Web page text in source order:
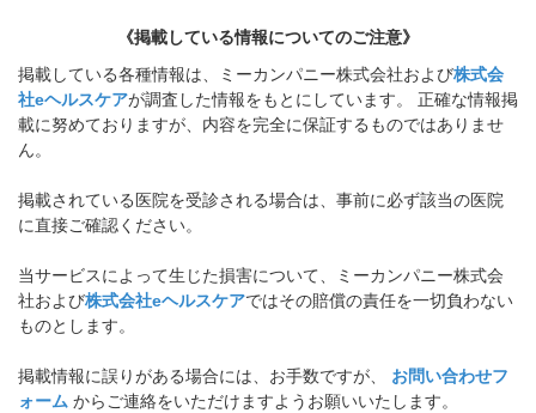
《掲載している情報についてのご注意》
掲載している各種情報は、ミーカンパニー株式会社および株式会
社eヘルスケアが調査した情報をもとにしています。 正確な情報掲
載に努めておりますが、内容を完全に保証するものではありませ
ん。
掲載されている医院を受診される場合は、事前に必ず該当の医院
に直接ご確認ください。
当サービスによって生じた損害について、ミーカンパニー株式会
社および株式会社eヘルスケアではその賠償の責任を一切負わない
ものとします。
掲載情報に誤りがある場合には、お手数ですが、 お問い合わせフ
ォーム からご連絡をいただけますようお願いいたします。